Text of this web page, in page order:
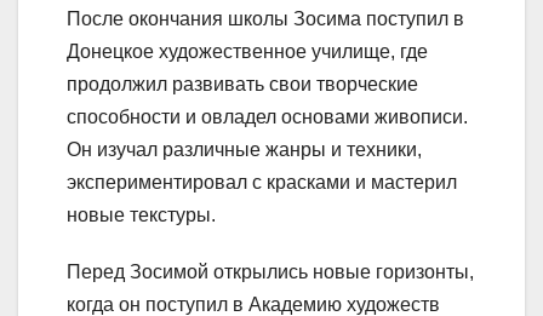
После окончания школы Зосима поступил в
Донецкое художественное училище, где
продолжил развивать свои творческие
способности и овладел основами живописи.
Он изучал различные жанры и техники,
экспериментировал с красками и мастерил
новые текстуры.
Перед Зосимой открылись новые горизонты,
когда он поступил в Академию художеств